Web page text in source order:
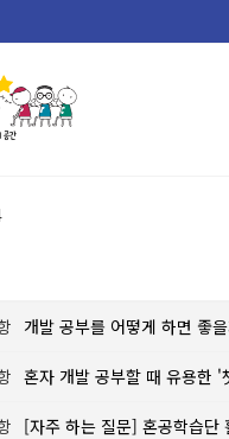
개발 공부를 어떻게 하면 좋
혼자 개발 공부할 때 유용한
[자주 하는 질문] 혼공학습단